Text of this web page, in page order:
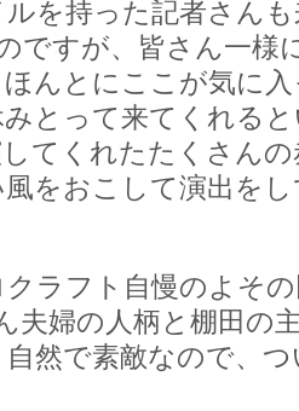
を持った記者さん
ですが、皆さん一様
んとにここが気に
とって来てくれる
てくれたたくさん
をおこして演出を
ラフト自慢のよそ
夫婦の人柄と棚田の
然で素敵なので、